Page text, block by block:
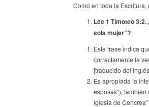
Como en toda la
Lee 1 Timoteo
sola mujer”?
Esta frase indica
correctamente la
[traducido del
Es apropiada la
esposas”),
iglesia de